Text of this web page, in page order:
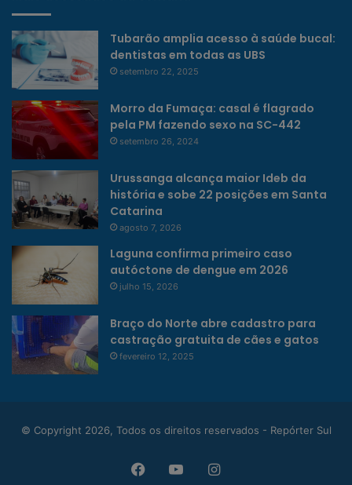
Tubarão amplia acesso à saúde bucal:
dentistas em todas as UBS
setembro 22, 2025
Morro da Fumaça: casal é flagrado
pela PM fazendo sexo na SC-442
setembro 26, 2024
Urussanga alcança maior Ideb da
história e sobe 22 posições em Santa
Catarina
agosto 7, 2026
Laguna confirma primeiro caso
autóctone de dengue em 2026
julho 15, 2026
Braço do Norte abre cadastro para
castração gratuita de cães e gatos
fevereiro 12, 2025
© Copyright 2026, Todos os direitos reservados - Repórter Sul
Facebook
YouTubeInstagram